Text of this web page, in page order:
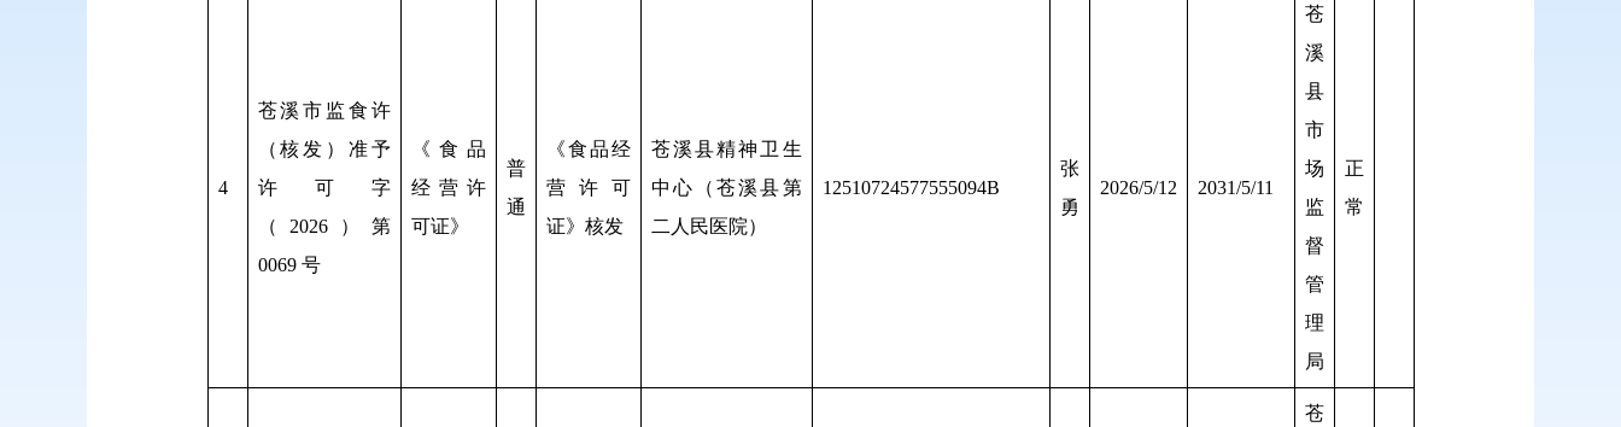
4
苍溪市监食许
（核发）准予
许可字
（2026）第
0069 号
《食品
经营许
可证》
普
通
《食品经
营许可
证》核发
苍溪县精神卫生
中心（苍溪县第
二人民医院）
12510724577555094B
张
勇
2026/5/12 2031/5/11
苍
溪
县
市
场
监
督
管
理
局
正
常
苍